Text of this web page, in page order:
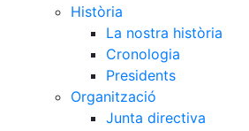
Història
La nostra història
Cronologia
Presidents
Organització
Junta directiva